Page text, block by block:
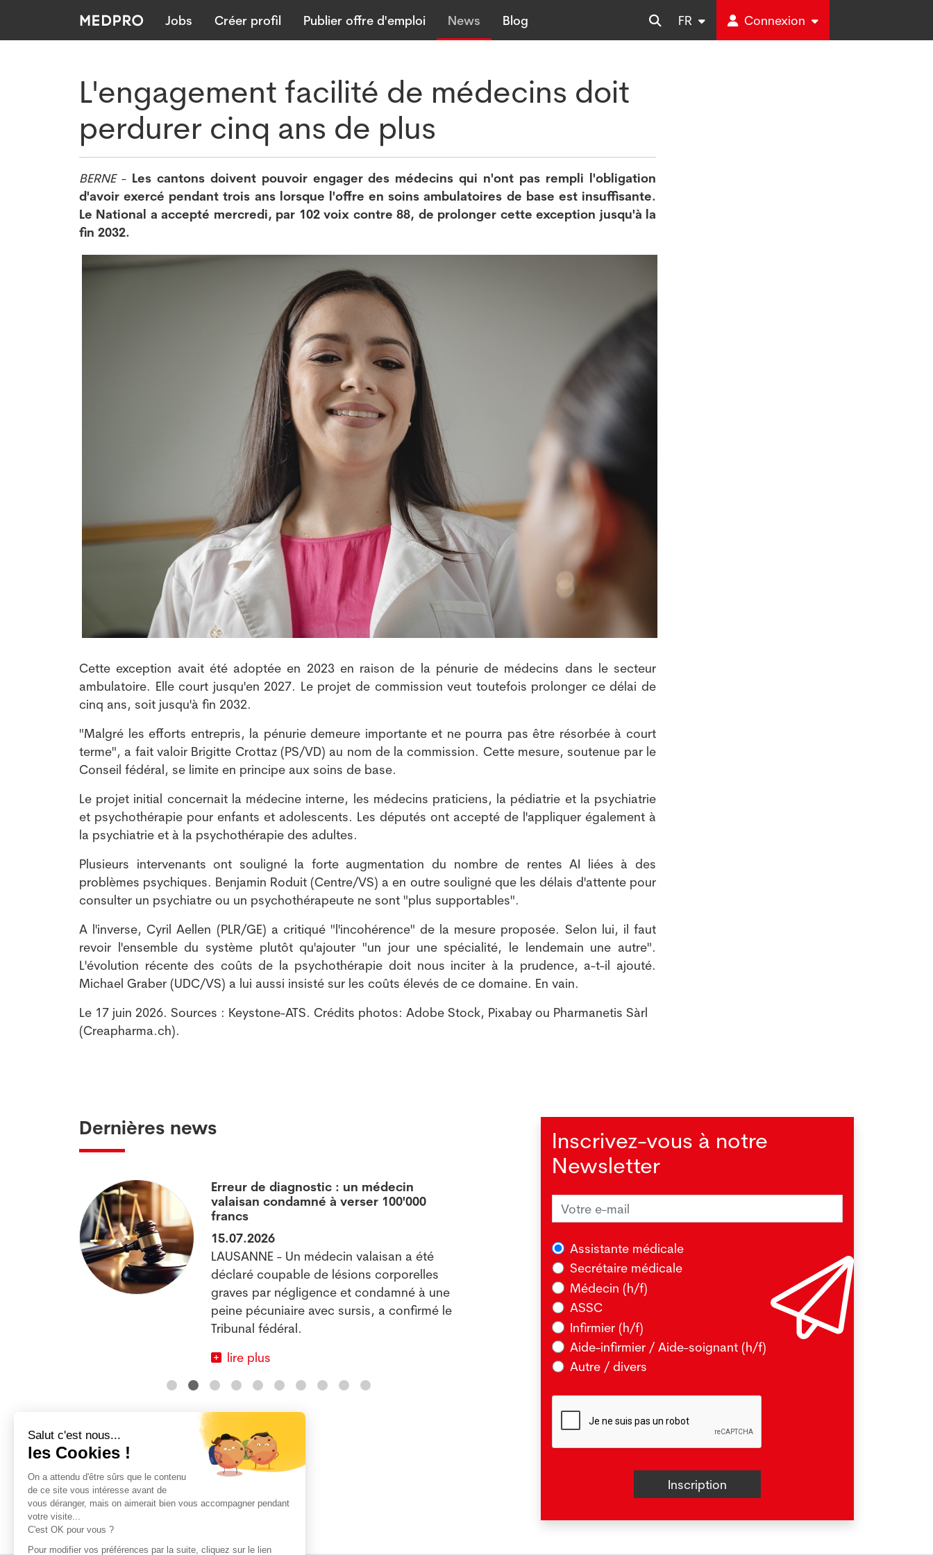
Jobs Créer profil Publier offre d'emploi News Blog FR Connexion
L'engagement facilité de médecins doit
perdurer cinq ans de plus
BERNE- Les cantons doivent pouvoir engager des médecins qui n'ont pas rempli l'obligation
d'avoir exercé pendant trois ans lorsque l'offre en soins ambulatoires de base est insuffisante.
Le National a accepté mercredi, par 102 voix contre 88, de prolonger cette exception jusqu'à la
fin 2032.
Cette exception avait été adoptée en 2023 en raison de la pénurie de médecins dans le secteur
ambulatoire. Elle court jusqu'en 2027. Le projet de commission veut toutefois prolonger ce délai de
cinq ans, soit jusqu'à fin 2032.
"Malgré les efforts entrepris, la pénurie demeure importante et ne pourra pas être résorbée à court
terme", a fait valoir Brigitte Crottaz (PS/VD) au nom de la commission. Cette mesure, soutenue par le
Conseil fédéral, se limite en principe aux soins de base.
Le projet initial concernait la médecine interne, les médecins praticiens, la pédiatrie et la psychiatrie
et psychothérapie pour enfants et adolescents. Les députés ont accepté de l'appliquer également à
la psychiatrie et à la psychothérapie des adultes.
Plusieurs intervenants ont souligné la forte augmentation du nombre de rentes AI liées à des
problèmes psychiques. Benjamin Roduit (Centre/VS) a en outre souligné que les délais d'attente pour
consulter un psychiatre ou un psychothérapeute ne sont "plus supportables".
A l'inverse, Cyril Aellen (PLR/GE) a critiqué "l'incohérence" de la mesure proposée. Selon lui, il faut
revoir l'ensemble du système plutôt qu'ajouter "un jour une spécialité, le lendemain une autre".
L'évolution récente des coûts de la psychothérapie doit nous inciter à la prudence, a-t-il ajouté.
Michael Graber (UDC/VS) a lui aussi insisté sur les coûts élevés de ce domaine. En vain.
Le 17 juin 2026. Sources : Keystone-ATS. Crédits photos: Adobe Stock, Pixabay ou Pharmanetis Sàrl
(Creapharma.ch).
Dernières news
Erreur de diagnostic : un médecin
valaisan condamné à verser 100'000
francs
15.07.2026
LAUSANNE - Un médecin valaisan a été
déclaré coupable de lésions corporelles
graves par négligence et condamné à une
peine pécuniaire avec sursis, a confirmé le
Tribunal fédéral.
lire plus
résister au système immunitaire (étude)
09.07.2026
FRIBROUG - Cette bactérie porte le nom
savant de Pseudomonas Aeruginosa.
lire plus
Inscrivez-vous à notre
Newsletter
Assistante médicale
Secrétaire médicale
Médecin (h/f)
ASSC
Infirmier (h/f)
Aide-infirmier / Aide-soignant (h/f)
Autre / divers